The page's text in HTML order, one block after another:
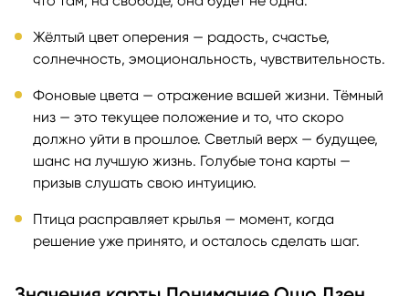
Жёлтый цвет оперения — радость, счастье,
солнечность, эмоциональность, чувствительность.
Фоновые цвета — отражение вашей жизни. Тёмный
низ — это текущее положение и то, что скоро
должно уйти в прошлое. Светлый верх — будущее,
шанс на лучшую жизнь. Голубые тона карты —
призыв слушать свою интуицию.
Птица расправляет крылья — момент, когда
решение уже принято, и осталось сделать шаг.